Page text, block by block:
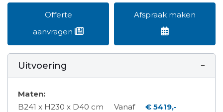
Offerte
aanvragen
Afspraak maken
Uitvoering
Maten:
B241 x H230 x D40 cm
Vanaf € 5419,-